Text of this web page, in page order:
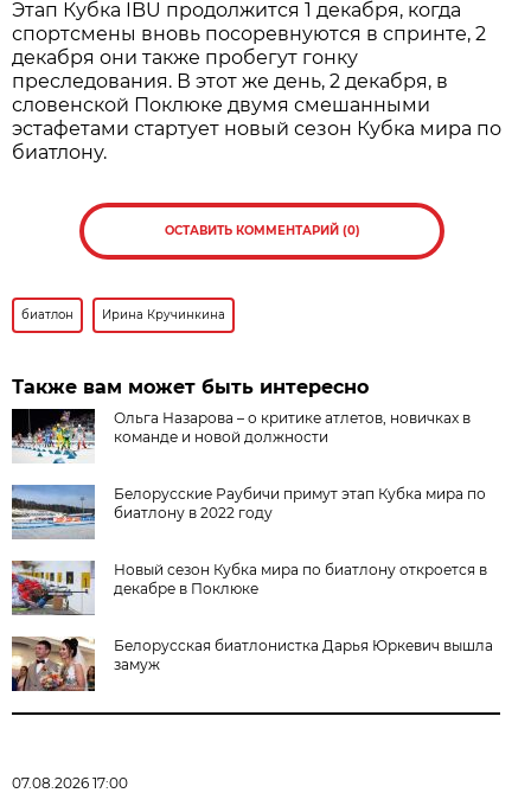
Этап Кубка IBU продолжится 1 декабря, когда
спортсмены вновь посоревнуются в спринте, 2
декабря они также пробегут гонку
преследования. В этот же день, 2 декабря, в
словенской Поклюке двумя смешанными
эстафетами стартует новый сезон Кубка мира по
биатлону.
ОСТАВИТЬ КОММЕНТАРИЙ (0)
биатлон Ирина Кручинкина
Также вам может быть интересно
Ольга Назарова – о критике атлетов, новичках в
команде и новой должности
Белорусские Раубичи примут этап Кубка мира по
биатлону в 2022 году
Новый сезон Кубка мира по биатлону откроется в
декабре в Поклюке
Белорусская биатлонистка Дарья Юркевич вышла
замуж
07.08.2026 17:00